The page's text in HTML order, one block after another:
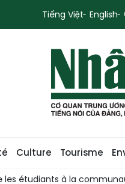
Tiếng Việt English
Culture Tourisme
mondiale de l'Internet